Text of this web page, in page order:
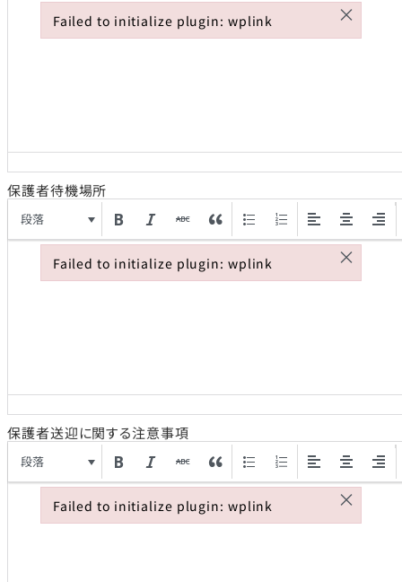
保護者待機場所
段落
保護者送迎に関する注意事項
段落
Failed to initialize plugin: wplink ×
Failed to initialize plugin: wplink
Failed to initialize plugin: wplink ×
Failed to initialize plugin: wplink
Failed to initialize plugin: wplink ×
Failed to initialize plugin: wplink